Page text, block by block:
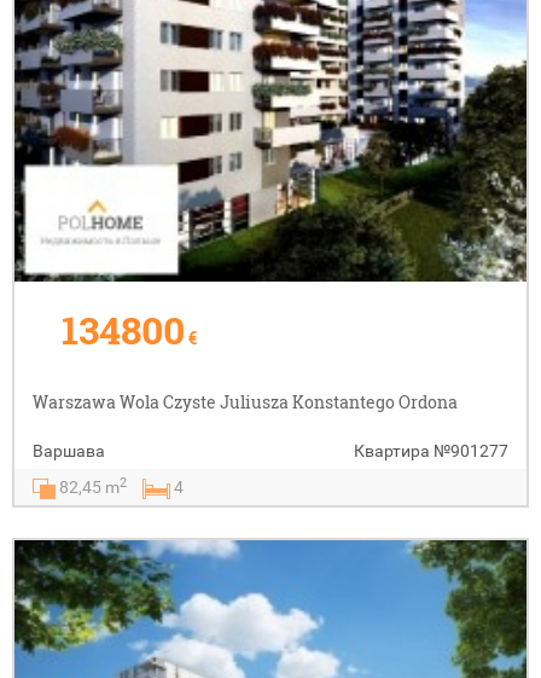
134800 €
Warszawa Wola Czyste Juliusza Konstantego Ordona
Варшава Квартира №901277
82,45 m2 4